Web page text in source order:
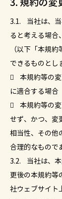
3. 規約の変
3.1. 当社は、当
ると考える場合
（以下「本規
できるものとし
 本規約等の変
に適合する場合
 本規約等の変
せず、かつ、変
相当性、その他
合理的なもので
3.2. 当社は、本
更後の本規約等
社ウェブサイト